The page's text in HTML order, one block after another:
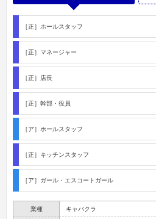
［正］ホールスタッフ
［正］マネージャー
［正］店長
［正］幹部・役員
［ア］ホールスタッフ
［正］キッチンスタッフ
［ア］ガール・エスコートガール
業種 キャバクラ